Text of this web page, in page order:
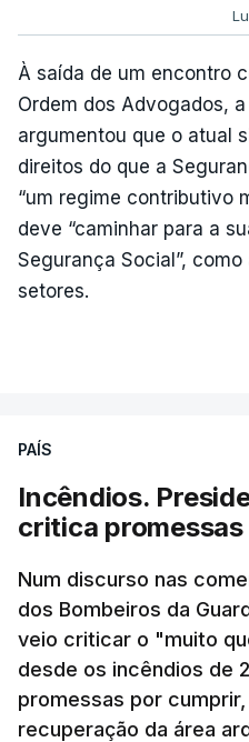
À saída de um encontro
Ordem dos Advogados,
argumentou que o atual
direitos do que a
“um regime contributivo
deve “caminhar para a
Segurança Social”,
setores.
PAÍS
Incêndios.
critica
Num discurso nas
dos Bombeiros da
veio criticar o "muito
desde os incêndios de
promessas por
recuperação da área